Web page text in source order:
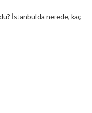
İstanbul’da nerede, kaç